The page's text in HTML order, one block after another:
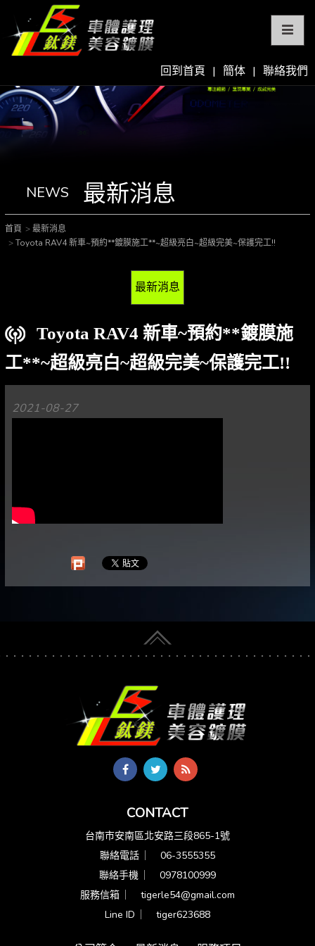
回到首頁 | 簡体 | 聯絡我們
NEWS 最新消息
首頁
最新消息
Toyota RAV4 新車~預約**鍍膜施工**~超級亮白~超級完美~保護完工!!
最新消息
Toyota RAV4 新車~預約**鍍膜施
工**~超級亮白~超級完美~保護完工!!
2021-08-27
CONTACT
台南市安南區北安路三段865-1號
聯絡電話 ︳ 06-3555355
聯絡手機 ︳ 0978100999
服務信箱 ︳ tigerle54@gmail.com
Line ID ︳ tiger623688